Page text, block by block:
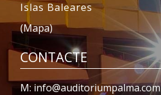
Islas Baleares
(Mapa)
CONTACTE
M: info@auditoriumpalma.com